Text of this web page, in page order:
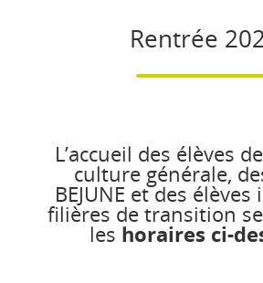
Rentrée
L’accueil des élèves
culture générale,
BEJUNE et des
filières de transition
les horaires ci-